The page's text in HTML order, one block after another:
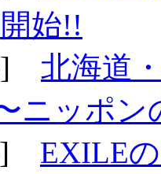
始!!
北海道
ニッポ
EXILE